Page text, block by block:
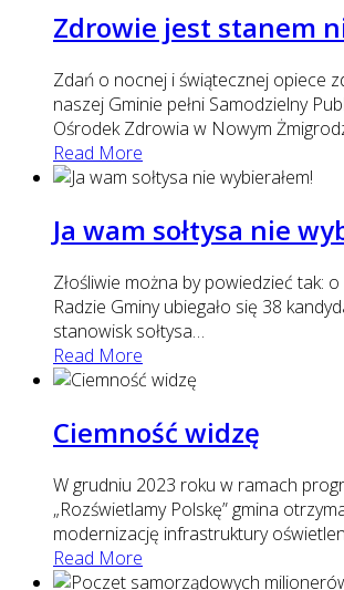
Zdrowie jest stanem
Zdań o nocnej i świątecznej opiece
naszej Gminie pełni Samodzielny
Ośrodek Zdrowia w Nowym
Read More
Ja wam sołtysa nie
Złośliwie można by powiedzieć tak:
Radzie Gminy ubiegało się 38
stanowisk sołtysa…
Read More
Ciemność widzę
W grudniu 2023 roku w ramach
„Rozświetlamy Polskę” gmina
modernizację infrastruktury
Read More